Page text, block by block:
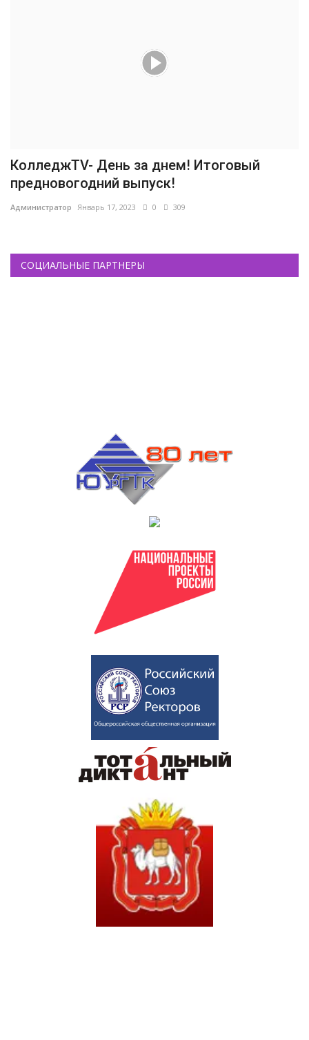
КолледжTV- День за днем! Итоговый
предновогодний выпуск!
Администратор Январь 17, 2023 0 309
СОЦИАЛЬНЫЕ ПАРТНЕРЫ